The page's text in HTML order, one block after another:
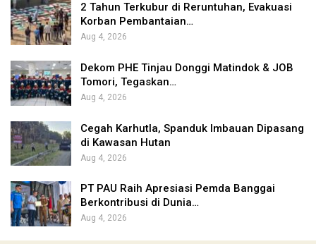
2 Tahun Terkubur di Reruntuhan, Evakuasi
Korban Pembantaian…
Aug 4, 2026
Dekom PHE Tinjau Donggi Matindok & JOB
Tomori, Tegaskan…
Aug 4, 2026
Cegah Karhutla, Spanduk Imbauan Dipasang
di Kawasan Hutan
Aug 4, 2026
PT PAU Raih Apresiasi Pemda Banggai
Berkontribusi di Dunia…
Aug 4, 2026